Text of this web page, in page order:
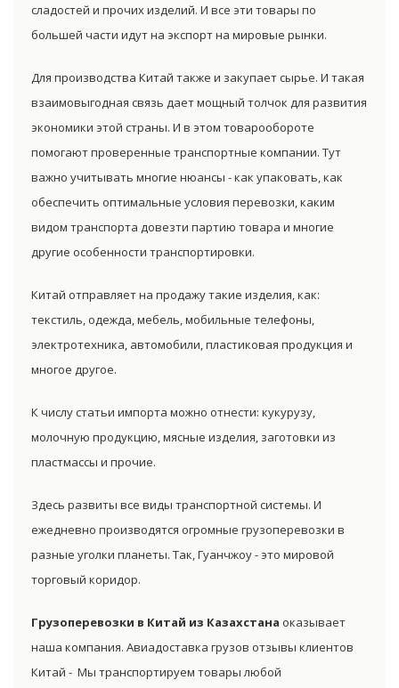
сладостей и прочих изделий. И все эти товары по
большей части идут на экспорт на мировые рынки.
Для производства Китай также и закупает сырье. И такая
взаимовыгодная связь дает мощный толчок для развития
экономики этой страны. И в этом товарообороте
помогают проверенные транспортные компании. Тут
важно учитывать многие нюансы - как упаковать, как
обеспечить оптимальные условия перевозки, каким
видом транспорта довезти партию товара и многие
другие особенности транспортировки.
Китай отправляет на продажу такие изделия, как:
текстиль, одежда, мебель, мобильные телефоны,
электротехника, автомобили, пластиковая продукция и
многое другое.
К числу статьи импорта можно отнести: кукурузу,
молочную продукцию, мясные изделия, заготовки из
пластмассы и прочие.
Здесь развиты все виды транспортной системы. И
ежедневно производятся огромные грузоперевозки в
разные уголки планеты. Так, Гуанчжоу - это мировой
торговый коридор.
Грузоперевозки в Китай из Казахстана оказывает
наша компания. Авиадоставка грузов отзывы клиентов
Китай - Мы транспортируем товары любой